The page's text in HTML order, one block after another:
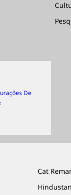
De
Cat
Hindustan